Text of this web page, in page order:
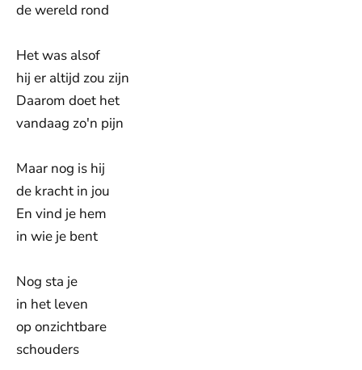
de wereld rond
Het was alsof
hij er altijd zou zijn
Daarom doet het
vandaag zo'n pijn
Maar nog is hij
de kracht in jou
En vind je hem
in wie je bent
Nog sta je
in het leven
op onzichtbare
schouders